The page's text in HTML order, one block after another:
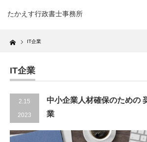
たかえす行政書士事務所
Home IT企業
IT企業
2.15
2023
中小企業人材確保のための
業